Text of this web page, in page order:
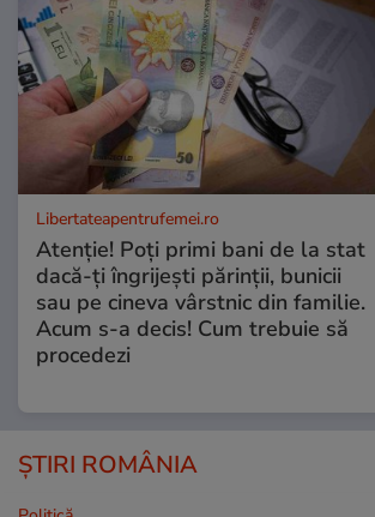
Libertateapentrufemei.ro
Atenție! Poți primi bani de la stat
dacă-ți îngrijești părinții, bunicii
sau pe cineva vârstnic din familie.
Acum s-a decis! Cum trebuie să
procedezi
ȘTIRI ROMÂNIA